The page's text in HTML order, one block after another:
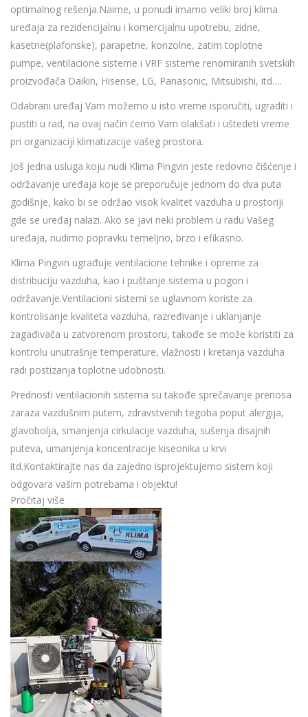
optimalnog rešenja.Naime, u ponudi imamo veliki broj klima
uređaja za rezidencijalnu i komercijalnu upotrebu, zidne,
kasetne(plafonske), parapetne, konzolne, zatim toplotne
pumpe, ventilacione sisteme i VRF sisteme renomiranih svetskih
proizvođača Daikin, Hisense, LG, Panasonic, Mitsubishi, itd….
Odabrani uređaj Vam možemo u isto vreme isporučiti, ugraditi i
pustiti u rad, na ovaj način ćemo Vam olakšati i uštedeti vreme
pri organizaciji klimatizacije vašeg prostora.
Još jedna usluga koju nudi Klima Pingvin jeste redovno čišćenje i
održavanje uređaja koje se preporučuje jednom do dva puta
godišnje, kako bi se održao visok kvalitet vazduha u prostoriji
gde se uređaj nalazi. Ako se javi neki problem u radu Vašeg
uređaja, nudimo popravku temeljno, brzo i efikasno.
Klima Pingvin ugrađuje ventilacione tehnike i opreme za
distribuciju vazduha, kao i puštanje sistema u pogon i
održavanje.Ventilacioni sistemi se uglavnom koriste za
kontrolisanje kvaliteta vazduha, razređivanje i uklanjanje
zagađivača u zatvorenom prostoru, takođe se može koristiti za
kontrolu unutrašnje temperature, vlažnosti i kretanja vazduha
radi postizanja toplotne udobnosti.
Prednosti ventilacionih sistema su takođe sprečavanje prenosa
zaraza vazdušnim putem, zdravstvenih tegoba poput alergija,
glavobolja, smanjenja cirkulacije vazduha, sušenja disajnih
puteva, umanjenja koncentracije kiseonika u krvi
itd.Kontaktirajte nas da zajedno isprojektujemo sistem koji
odgovara vašim potrebama i objektu!
Pročitaj više